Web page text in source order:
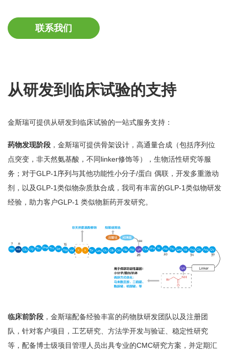
联系我们
从研发到临床试验的支持
金斯瑞可提供从研发到临床试验的一站式服务支持：
药物发现阶段 ，金斯瑞可提供骨架设计，高通量合成（包括序列位
点突变，非天然氨基酸，不同linker修饰等），生物活性研究等服
务；对于GLP-1序列与其他功能性小分子/蛋白 偶联，开发多重激动
剂，以及GLP-1类似物杂质肽合成，我司有丰富的GLP-1类似物研发
经验，助力客户GLP-1 类似物新药开发研究。
临床前阶段 ，金斯瑞配备经验丰富的药物肽研发团队以及注册团
队，针对客户项目，工艺研究、方法学开发与验证、稳定性研究
等，配备博士级项目管理人员出具专业的CMC研究方案，并定期汇